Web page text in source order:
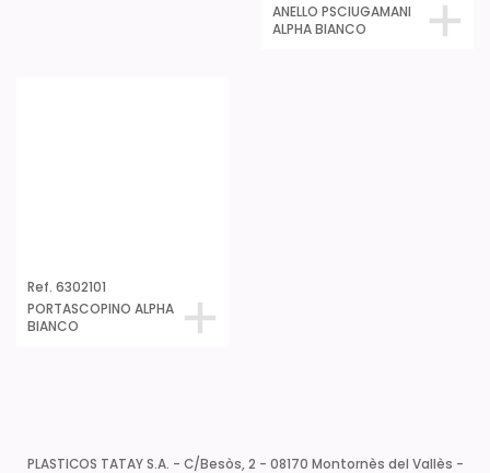
Ref. 6302101
PORTASCOPINO ALPHA
BIANCO
PLASTICOS TATAY S.A. - C/Besòs, 2 - 08170 Montornès del Vallès -